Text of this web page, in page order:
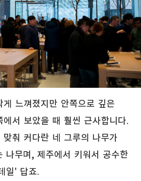
느껴졌지만 안쪽으로 깊은
서 보았을 때 훨씬 근사합니다.
춰 커다란 네 그루의 나무가
나무며, 제주에서 키워서 공수한
일' 답죠.